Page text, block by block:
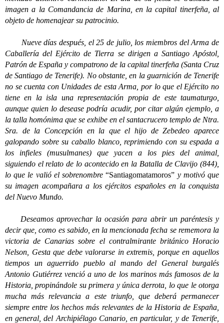
imagen a la Comandancia de Marina, en la capital tinerfeña, al
objeto de homenajear su patrocinio.
Nueve días después, el 25 de julio, los miembros del Arma de
Caballería del Ejército de Tierra se dirigen a Santiago Apóstol,
Patrón de España y compatrono de la capital tinerfeña (Santa Cruz
de Santiago de Tenerife). No obstante, en la guarnición de Tenerife
no se cuenta con Unidades de esta Arma, por lo que el Ejército no
tiene en la isla una representación propia de este taumaturgo,
aunque quien lo desease podría acudir, por citar algún ejemplo, a
la talla homónima que se exhibe en el santacrucero templo de Ntra.
Sra. de la Concepción en la que el hijo de Zebedeo aparece
galopando sobre su caballo blanco, reprimiendo con su espada a
los infieles (musulmanes) que yacen a los pies del animal,
siguiendo el relato de lo acontecido en la Batalla de Clavijo (844),
lo que le valió el sobrenombre“Santiagomatamoros” y motivó que
su imagen acompañara a los ejércitos españoles en la conquista
del Nuevo Mundo.
Deseamos aprovechar la ocasión para abrir un paréntesis y
decir que, como es sabido, en la mencionada fecha se rememora la
victoria de Canarias sobre el contralmirante británico Horacio
Nelson, Gesta que debe valorarse in extremis, porque en aquellos
tiempos un aguerrido pueblo al mando del General burgalés
Antonio Gutiérrez venció a uno de los marinos más famosos de la
Historia, propinándole su primera y única derrota, lo que le otorga
mucha más relevancia a este triunfo, que deberá permanecer
siempre entre los hechos más relevantes de la Historia de España,
en general, del Archipiélago Canario, en particular, y de Tenerife,